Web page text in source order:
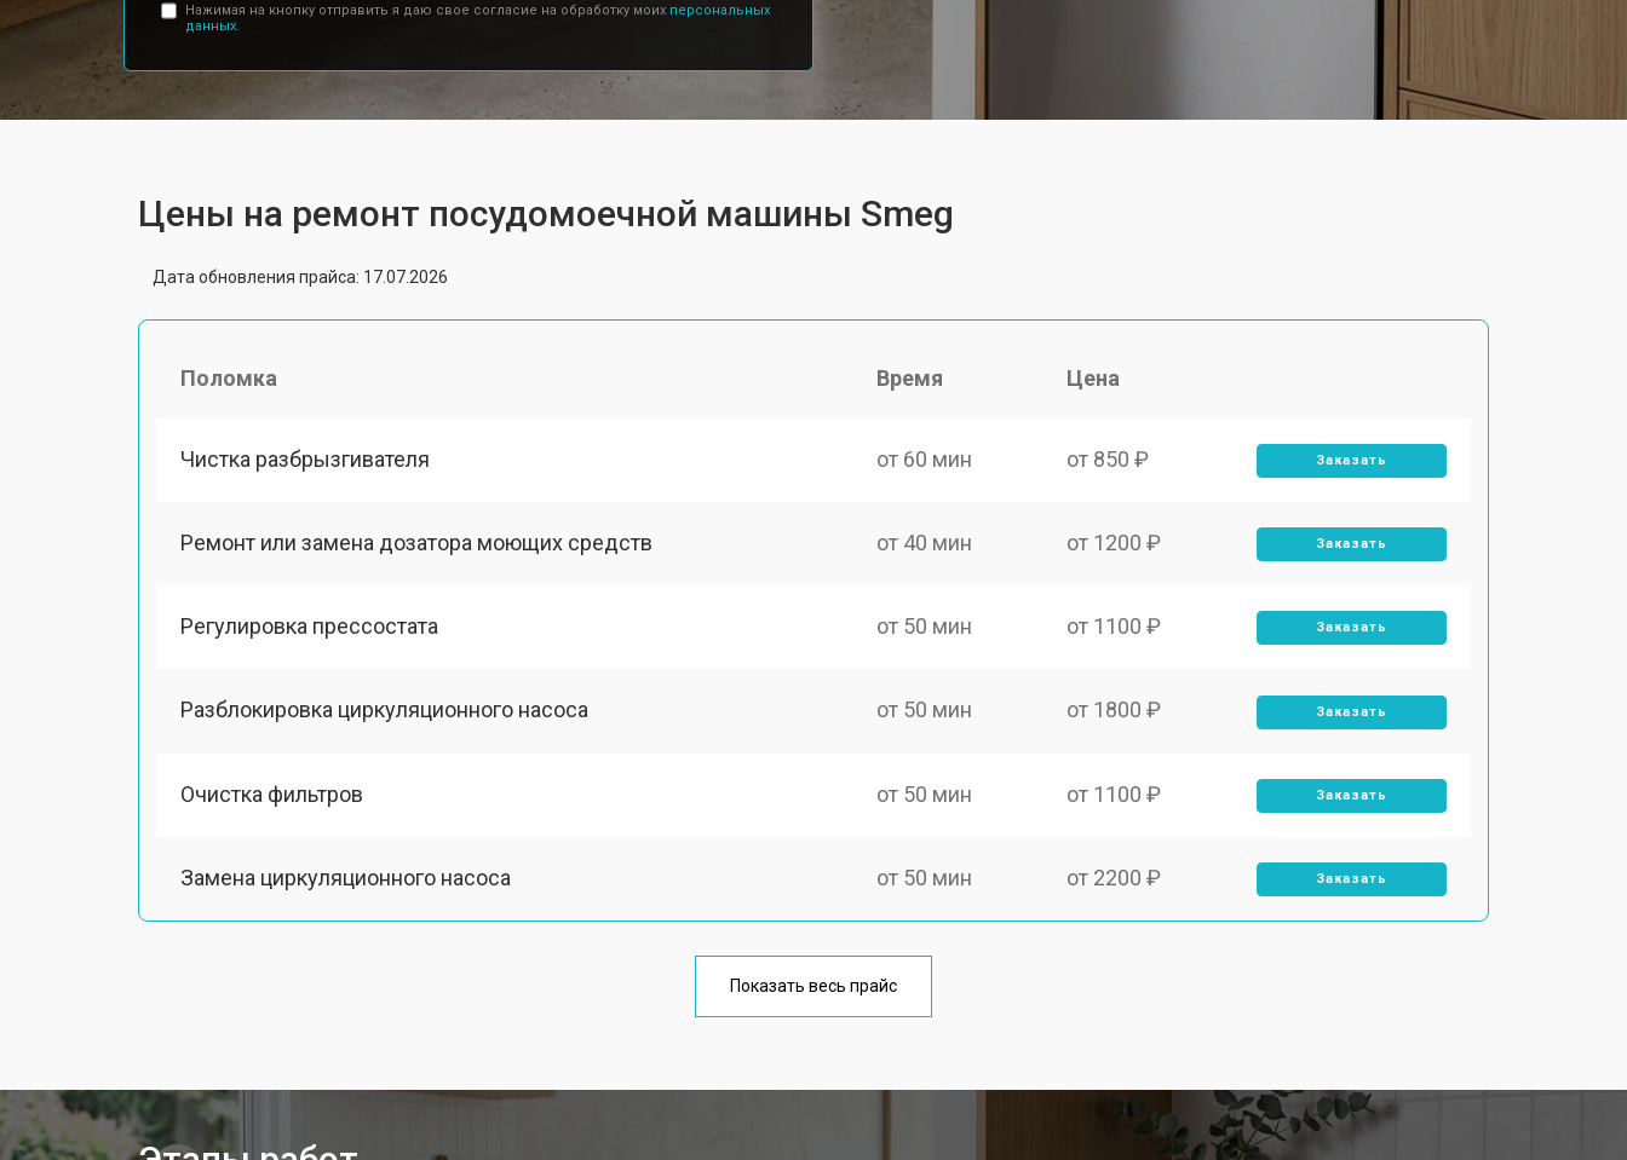
Нажимая на кнопку отправить я даю свое согласие на обработку моих персональных
данных.
Цены на ремонт посудомоечной машины Smeg
Дата обновления прайса: 17.07.2026
Поломка Время Цена
Чистка разбрызгивателя от 60 мин от 850 ₽ Заказать
Ремонт или замена дозатора моющих средств от 40 мин от 1200 ₽ Заказать
Регулировка прессостата от 50 мин от 1100 ₽ Заказать
Разблокировка циркуляционного насоса от 50 мин от 1800 ₽ Заказать
Очистка фильтров от 50 мин от 1100 ₽ Заказать
Замена циркуляционного насоса от 50 мин от 2200 ₽ Заказать
от 100 мин
Замена сливного насоса от 1590 ₽ Заказать
Показать весь прайс